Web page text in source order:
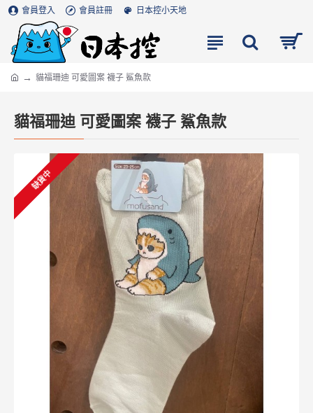
會員登入 會員註冊 日本控小天地
貓福珊迪 可愛圖案 襪子 鯊魚款
貓福珊迪 可愛圖案 襪子 鯊魚款
缺貨中